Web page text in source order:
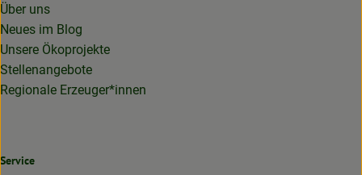
Über uns
Neues im Blog
Unsere Ökoprojekte
Stellenangebote
Regionale Erzeuger*innen
Service